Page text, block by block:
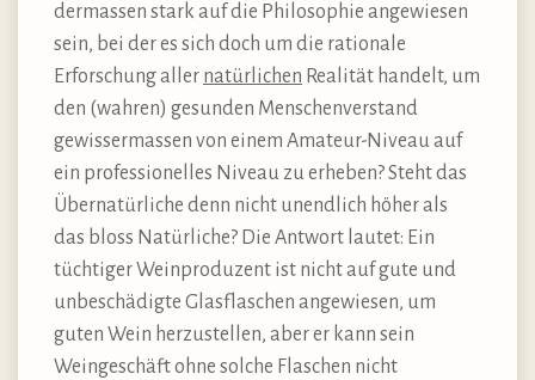
dermassen stark auf die Philosophie angewiesen
sein, bei der es sich doch um die rationale
Erforschung aller natürlichen Realität handelt, um
den (wahren) gesunden Menschenverstand
gewissermassen von einem Amateur-Niveau auf
ein professionelles Niveau zu erheben? Steht das
Übernatürliche denn nicht unendlich höher als
das bloss Natürliche? Die Antwort lautet: Ein
tüchtiger Weinproduzent ist nicht auf gute und
unbeschädigte Glasflaschen angewiesen, um
guten Wein herzustellen, aber er kann sein
Weingeschäft ohne solche Flaschen nicht